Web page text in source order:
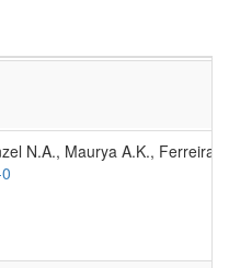
N.A., Maurya A.K., Ferreira